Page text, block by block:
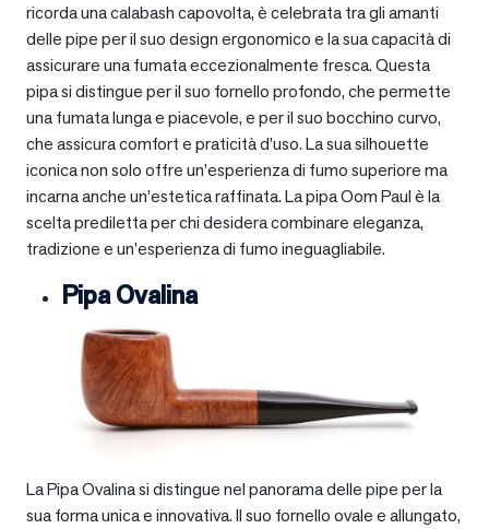
ricorda una calabash capovolta, è celebrata tra gli amanti
delle pipe per il suo design ergonomico e la sua capacità di
assicurare una fumata eccezionalmente fresca. Questa
pipa si distingue per il suo fornello profondo, che permette
una fumata lunga e piacevole, e per il suo bocchino curvo,
che assicura comfort e praticità d’uso. La sua silhouette
iconica non solo offre un’esperienza di fumo superiore ma
incarna anche un’estetica raffinata. La pipa Oom Paul è la
scelta prediletta per chi desidera combinare eleganza,
tradizione e un’esperienza di fumo ineguagliabile.
Pipa Ovalina
La Pipa Ovalina si distingue nel panorama delle pipe per la
sua forma unica e innovativa. Il suo fornello ovale e allungato,